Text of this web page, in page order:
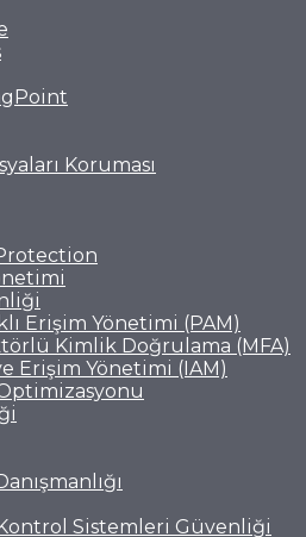
Koruması
Erişim Yönetimi (PAM)
Kimlik Doğrulama (MFA)
Erişim Yönetimi (IAM)
Sistemleri Güvenliği